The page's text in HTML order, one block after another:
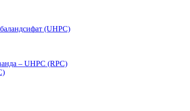
(UHPC)
– UHPC (RPC)